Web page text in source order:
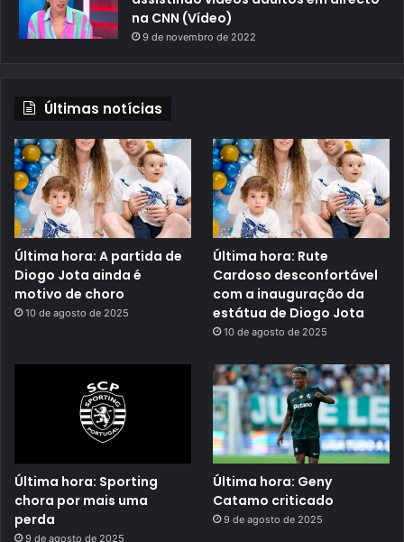
na CNN (Vídeo)
9 de novembro de 2022
Últimas notícias
Última hora: A partida de
Diogo Jota ainda é
motivo de choro
10 de agosto de 2025
Última hora: Rute
Cardoso desconfortável
com a inauguração da
estátua de Diogo Jota
10 de agosto de 2025
Última hora: Sporting
chora por mais uma
perda
9 de agosto de 2025
Última hora: Geny
Catamo criticado
9 de agosto de 2025